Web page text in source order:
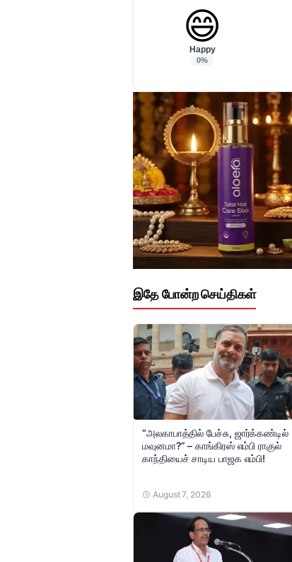
😄
Happy
0%
இதே போன்ற செய்திகள்
“அலகாபாத்தில் பேச்சு, ஜார்க்கண்டில்
மவுனமா?” – காங்கிரஸ் எம்பி ராகுல்
காந்தியைச் சாடிய பாஜக எம்பி!
August 7, 2026